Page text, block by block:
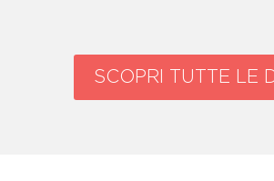
SCOPRI TUTTE LE